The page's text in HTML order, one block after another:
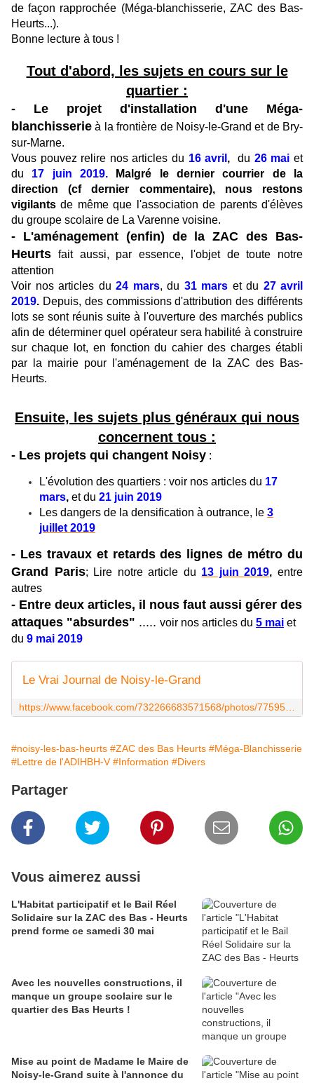
de façon rapprochée (Méga-blanchisserie, ZAC des Bas-
Heurts...).
Bonne lecture à tous !
Tout d'abord, les sujets en cours sur le
quartier :
- Le projet d'installation d'une Méga-
blanchisserie à la frontière de Noisy-le-Grand et de Bry-
sur-Marne.
Vous pouvez relire nos articles du 16 avril , du 26 mai et
du 17 juin 2019.
Malgré le dernier courrier de la
direction (cf dernier commentaire), nous restons
vigilantsde même que l'association de parents d'élèves
du groupe scolaire de La Varenne voisine.
- L'aménagement (enfin) de la ZAC des Bas-
Heurts fait aussi, par essence, l'objet de toute notre
attention
Voir nos articles du 24 mars, du 31 mars et du 27 avril
2019. Depuis, des commissions d'attribution des différents
lots se sont réunis suite à l'ouverture des marchés publics
afin de déterminer quel opérateur sera habilité à construire
sur chaque lot, en fonction du cahier des charges établi
par la mairie pour l'aménagement de la ZAC des Bas-
Heurts.
Ensuite, les sujets plus généraux qui nous
concernent tous :
- Les projets qui changent Noisy :
L'évolution des quartiers : voir nos articles du 17
mars, et du 21 juin 2019
Les dangers de la densification à outrance, le 3
juillet 2019
- Les travaux et retards des lignes de métro du
Grand Paris; Lire notre article du 13 juin 2019,entre
autres
- Entre deux articles, il nous faut aussi gérer des
attaques "absurdes" ..... voir nos articles du 5 mai et
du 9 mai 2019
Le Vrai Journal de Noisy-le-Grand
#noisy-les-bas-heurts #ZAC des Bas Heurts #Méga-Blanchisserie
#Lettre de l'ADIHBH-V #Information #Divers
Partager
Vous aimerez aussi
L'Habitat participatif et le Bail Réel
Solidaire sur la ZAC des Bas - Heurts
prend forme ce samedi 30 mai
Avec les nouvelles constructions, il
manque un groupe scolaire sur le
quartier des Bas Heurts !
Mise au point de Madame le Maire de
Noisy-le-Grand suite à l'annonce du